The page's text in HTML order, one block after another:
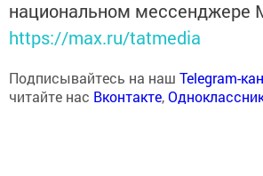
национальном мессенджере
https://max.ru/tatmedia
Подписывайтесь на наш Telegram-
читайте нас Вконтакте,